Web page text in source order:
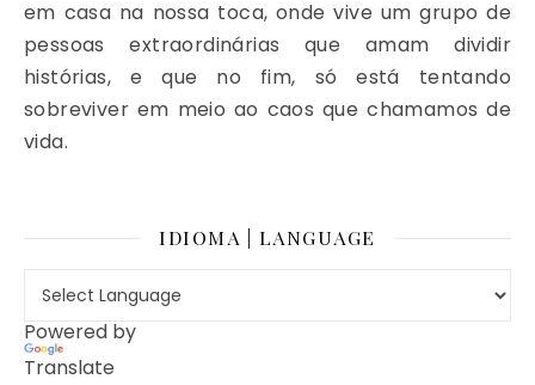
em casa na nossa toca, onde vive um grupo de
pessoas extraordinárias que amam dividir
histórias, e que no fim, só está tentando
sobreviver em meio ao caos que chamamos de
vida.
IDIOMA | LANGUAGE
Powered by
Translate